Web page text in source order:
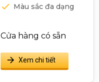
Màu sắc đa dạng
Cửa hàng có sẵn
Xem chi tiết